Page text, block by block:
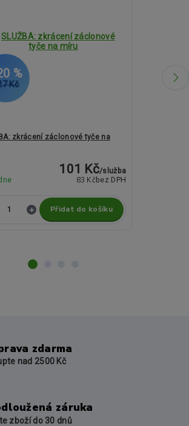
Kč
%
zkrácení záclonové tyče na
101 Kč/služba
83 Kč bez DPH
Přidat do košíku
2 390 Kč
- 7 %
zdarma
nad 2500 Kč
záruka
zboží do 30 dnů